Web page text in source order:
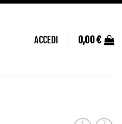
ACCEDI 0,00€